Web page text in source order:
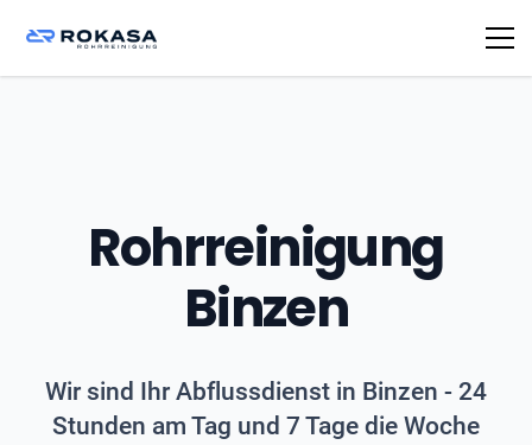
Rohrreinigung
Binzen
Wir sind Ihr Abflussdienst in Binzen - 24
Stunden am Tag und 7 Tage die Woche